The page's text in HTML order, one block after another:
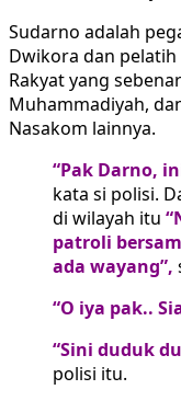
Sudarno adalah
Dwikora dan
Rakyat yang
Muhammadiyah,
Nasakom lainnya.
“Pak Darno,
kata si polisi.
di wilayah itu
patroli
ada wayang”,
“O iya pak..
“Sini duduk
polisi itu.